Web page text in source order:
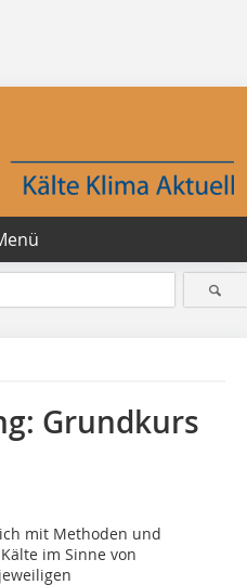
Grundkurs
mit Methoden und
im Sinne von